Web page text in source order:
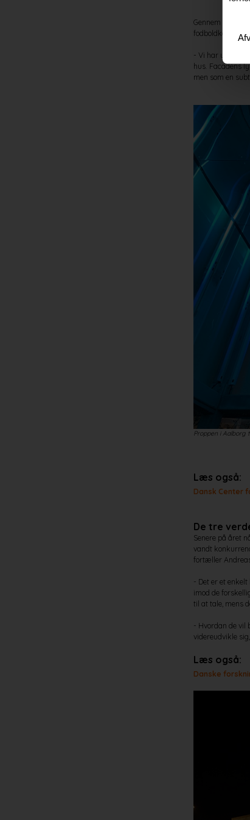
Gennem årene
fodboldkampe
- Vi har udviklet
hus. Facadens
men som en
Proppen i Aalborg
Læs også:
Dansk Center
De tre
Senere på året
vandt
fortæller
- Det er et
imod de
til at tale, mens
- Hvordan de vil
videreudvikle
Læs også:
Danske